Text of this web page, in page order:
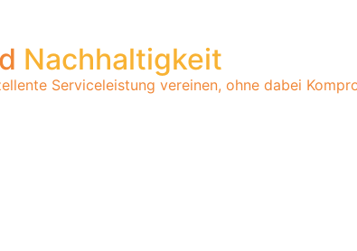
Nachhaltigkeit
Serviceleistung vereinen, ohne dabei